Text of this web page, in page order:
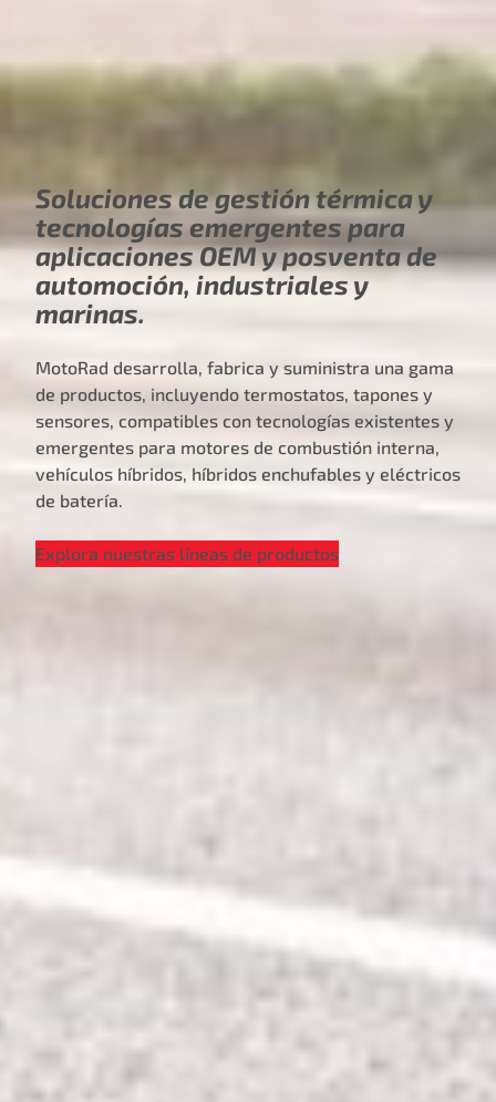
Soluciones de gestión térmica y
tecnologías emergentes para
aplicaciones OEM y posventa de
automoción, industriales y
marinas.
MotoRad desarrolla, fabrica y suministra una gama
de productos, incluyendo termostatos, tapones y
sensores, compatibles con tecnologías existentes y
emergentes para motores de combustión interna,
vehículos híbridos, híbridos enchufables y eléctricos
de batería.
Explora nuestras líneas de productos